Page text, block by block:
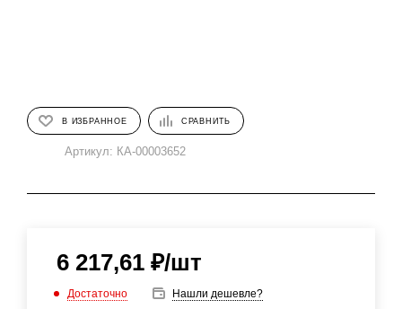
В ИЗБРАННОЕ СРАВНИТЬ
Артикул: КА-00003652
6 217,61 ₽/шт
Достаточно Нашли дешевле?